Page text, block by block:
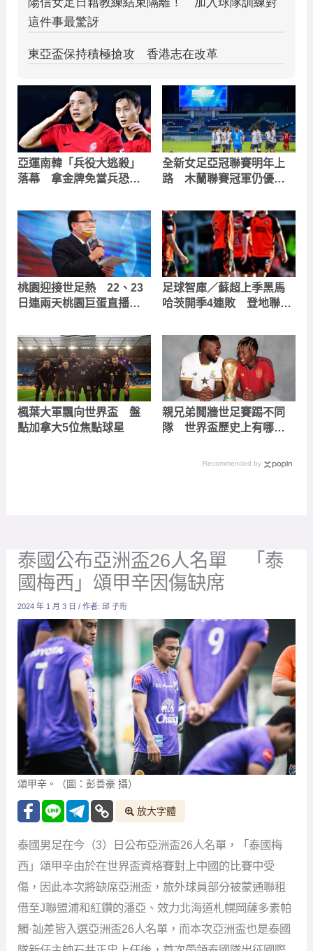
亞運南韓「兵役大逃殺」
落幕 拿金牌免當兵恐將
全新女足亞冠聯賽明年上
路 木蘭聯賽冠軍仍優先
桃園迎接世足熱 22、23
日連兩天桃園巨蛋直播派
足球智庫／蘇超上季黑馬
哈茨開季4連敗 登地聯趁
楓葉大軍飄向世界盃 盤
點加拿大5位焦點球星
親兄弟鬩牆世足賽踢不同
隊 世界盃歷史上有哪些
Recommended by
泰國公布亞洲盃26人名單 「泰
國梅西」頌甲辛因傷缺席
2024 年 1 月 3 日/ 作者: 邱 子珩
頌甲辛。（圖：彭善豪 攝）
放大字體
泰國男足在今（3）日公布亞洲盃26人名單，「泰國梅
西」頌甲辛由於在世界盃資格賽對上中國的比賽中受
傷，因此本次將缺席亞洲盃，旅外球員部分被蒙通聯租
借至J聯盟浦和紅鑽的潘亞、效力北海道札幌岡薩多素帕
觸·訕差皆入選亞洲盃26人名單，而本次亞洲盃也是泰國